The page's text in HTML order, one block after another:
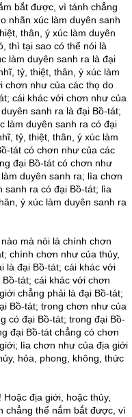
bắt được, vì tánh chẳng
nhãn xúc làm duyên sanh
thân, ý xúc làm duyên
thì tại sao có thể nói là
làm duyên sanh ra là đại
tỷ, thiệt, thân, ý xúc làm
chơn như của các thọ do
cái khác với chơn như của
sanh ra là đại Bồ-tát;
làm duyên sanh ra có đại
tỷ, thiệt, thân, ý xúc làm
tát có chơn như của các
đại Bồ-tát có chơn như
duyên sanh ra; lìa chơn
sanh ra có đại Bồ-tát; lìa
ý xúc làm duyên sanh ra
mà nói là chính chơn
chính chơn như của thủy,
là đại Bồ-tát; cái khác với
tát; cái khác với chơn
chẳng phải là đại Bồ-tát;
Bồ-tát; trong chơn như của
có đại Bồ-tát; trong đại Bồ-
đại Bồ-tát chẳng có chơn
lìa chơn như của địa giới
hỏa, phong, không, thức
địa giới, hoặc thủy,
chẳng thể nắm bắt được, vì